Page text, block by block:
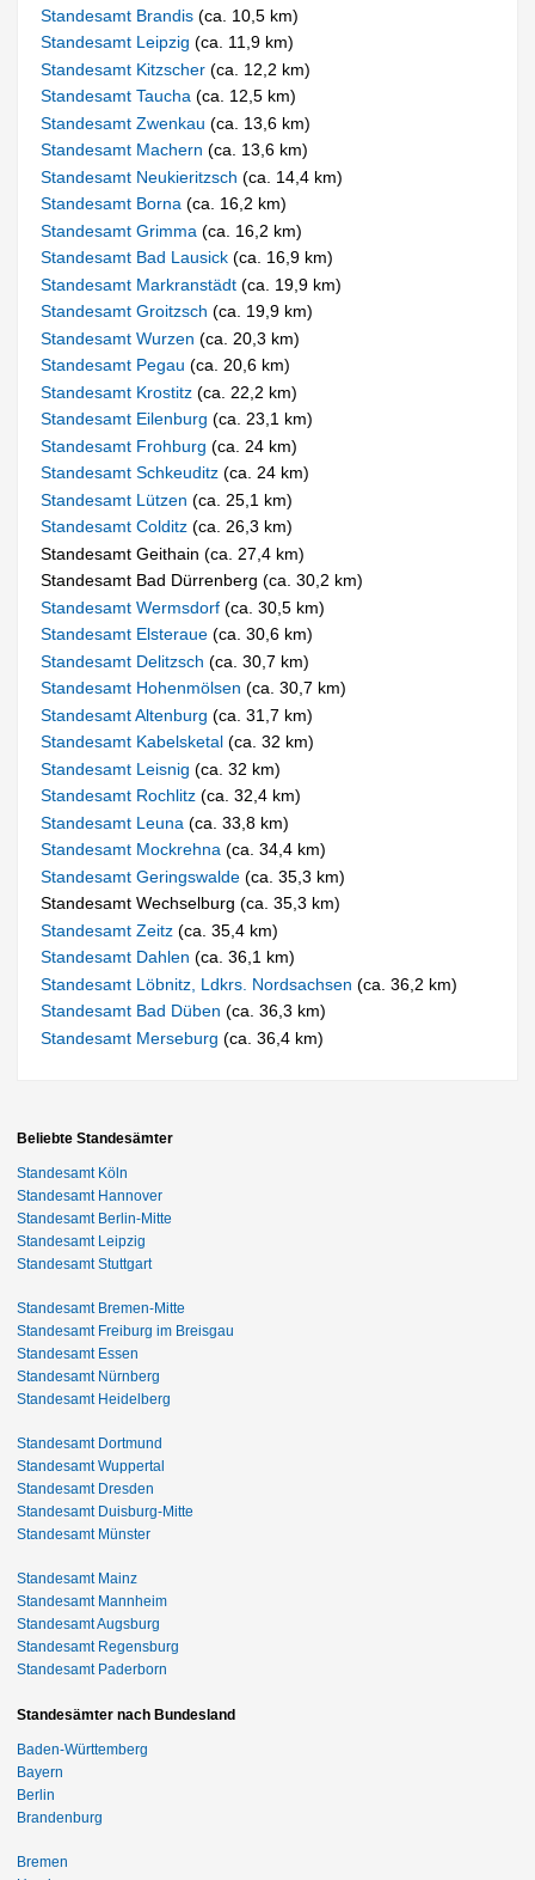
Standesamt Brandis(ca. 10,5 km)
Standesamt Leipzig(ca. 11,9 km)
Standesamt Kitzscher(ca. 12,2 km)
Standesamt Taucha(ca. 12,5 km)
Standesamt Zwenkau(ca. 13,6 km)
Standesamt Machern(ca. 13,6 km)
Standesamt Neukieritzsch(ca. 14,4 km)
Standesamt Borna(ca. 16,2 km)
Standesamt Grimma(ca. 16,2 km)
Standesamt Bad Lausick(ca. 16,9 km)
Standesamt Markranstädt(ca. 19,9 km)
Standesamt Groitzsch(ca. 19,9 km)
Standesamt Wurzen(ca. 20,3 km)
Standesamt Pegau(ca. 20,6 km)
Standesamt Krostitz(ca. 22,2 km)
Standesamt Eilenburg(ca. 23,1 km)
Standesamt Frohburg(ca. 24 km)
Standesamt Schkeuditz(ca. 24 km)
Standesamt Lützen(ca. 25,1 km)
Standesamt Colditz(ca. 26,3 km)
Standesamt Geithain (ca. 27,4 km)
Standesamt Bad Dürrenberg (ca. 30,2 km)
Standesamt Wermsdorf(ca. 30,5 km)
Standesamt Elsteraue(ca. 30,6 km)
Standesamt Delitzsch(ca. 30,7 km)
Standesamt Hohenmölsen(ca. 30,7 km)
Standesamt Altenburg(ca. 31,7 km)
Standesamt Kabelsketal(ca. 32 km)
Standesamt Leisnig(ca. 32 km)
Standesamt Rochlitz(ca. 32,4 km)
Standesamt Leuna(ca. 33,8 km)
Standesamt Mockrehna(ca. 34,4 km)
Standesamt Geringswalde(ca. 35,3 km)
Standesamt Wechselburg (ca. 35,3 km)
Standesamt Zeitz(ca. 35,4 km)
Standesamt Dahlen(ca. 36,1 km)
Standesamt Löbnitz, Ldkrs. Nordsachsen(ca. 36,2 km)
Standesamt Bad Düben(ca. 36,3 km)
Standesamt Merseburg(ca. 36,4 km)
Beliebte Standesämter
Standesamt Köln
Standesamt Hannover
Standesamt Berlin-Mitte
Standesamt Leipzig
Standesamt Stuttgart
Standesamt Bremen-Mitte
Standesamt Freiburg im Breisgau
Standesamt Essen
Standesamt Nürnberg
Standesamt Heidelberg
Standesamt Dortmund
Standesamt Wuppertal
Standesamt Dresden
Standesamt Duisburg-Mitte
Standesamt Münster
Standesamt Mainz
Standesamt Mannheim
Standesamt Augsburg
Standesamt Regensburg
Standesamt Paderborn
Standesämter nach Bundesland
Baden-Württemberg
Bayern
Berlin
Brandenburg
Bremen